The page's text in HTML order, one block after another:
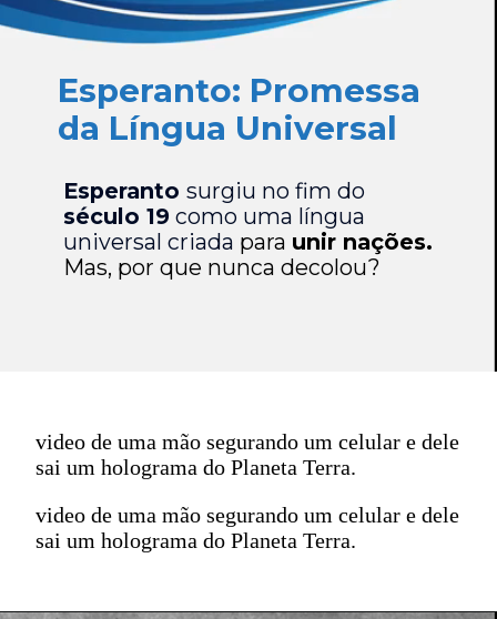
Esperanto: Promessa
da Língua Universal
Esperanto surgiu no fim do
século 19 como uma língua
universal criada para unir nações.
Mas, por que nunca decolou?
video de uma mão segurando um celular e dele
sai um holograma do Planeta Terra.
video de uma mão segurando um celular e dele
sai um holograma do Planeta Terra.